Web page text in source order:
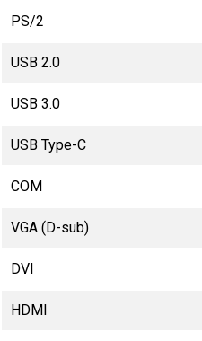
PS/2
USB 2.0
USB 3.0
USB Type-C
COM
VGA (D-sub)
DVI
HDMI